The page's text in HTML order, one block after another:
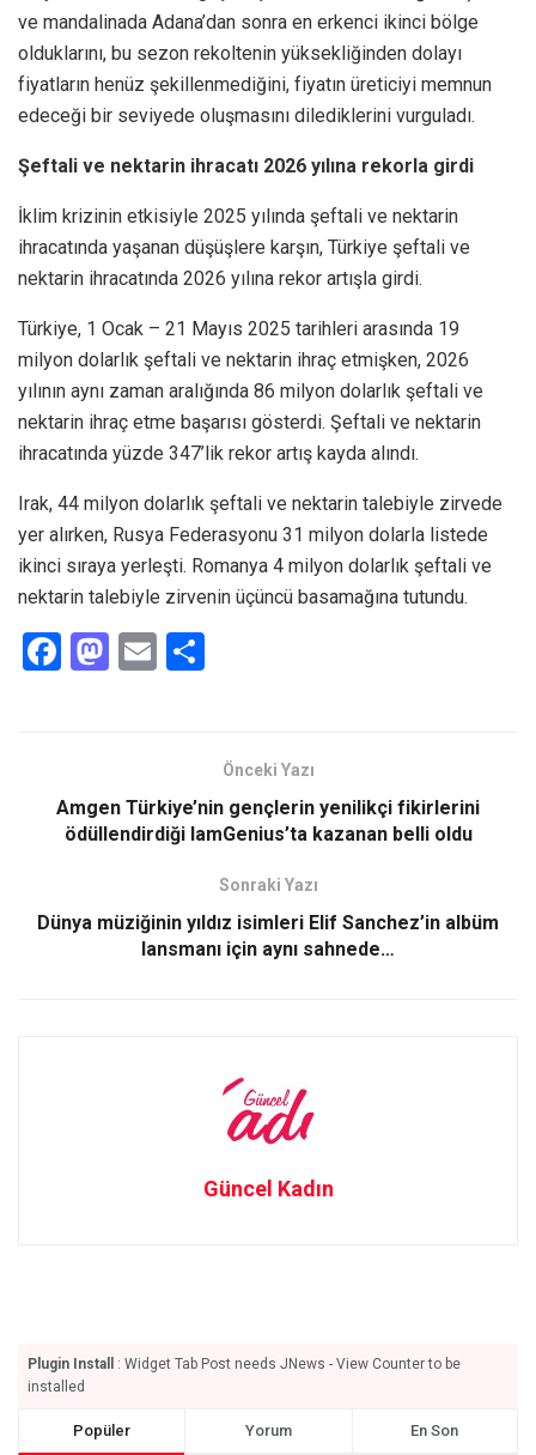
ve mandalinada Adana’dan sonra en erkenci ikinci bölge
olduklarını, bu sezon rekoltenin yüksekliğinden dolayı
fiyatların henüz şekillenmediğini, fiyatın üreticiyi memnun
edeceği bir seviyede oluşmasını dilediklerini vurguladı.
Şeftali ve nektarin ihracatı 2026 yılına rekorla girdi
İklim krizinin etkisiyle 2025 yılında şeftali ve nektarin
ihracatında yaşanan düşüşlere karşın, Türkiye şeftali ve
nektarin ihracatında 2026 yılına rekor artışla girdi.
Türkiye, 1 Ocak – 21 Mayıs 2025 tarihleri arasında 19
milyon dolarlık şeftali ve nektarin ihraç etmişken, 2026
yılının aynı zaman aralığında 86 milyon dolarlık şeftali ve
nektarin ihraç etme başarısı gösterdi. Şeftali ve nektarin
ihracatında yüzde 347’lik rekor artış kayda alındı.
Irak, 44 milyon dolarlık şeftali ve nektarin talebiyle zirvede
yer alırken, Rusya Federasyonu 31 milyon dolarla listede
ikinci sıraya yerleşti. Romanya 4 milyon dolarlık şeftali ve
nektarin talebiyle zirvenin üçüncü basamağına tutundu.
F
o
o
M
d
o
E
Önceki Yazı
Amgen Türkiye’nin gençlerin yenilikçi fikirlerini
ödüllendirdiği IamGenius’ta kazanan belli oldu
Sonraki Yazı
Dünya müziğinin yıldız isimleri Elif Sanchez’in albüm
lansmanı için aynı sahnede…
Güncel Kadın
Plugin Install
: Widget Tab Post needs JNews - View Counter to be
installed
Popüler Yorum En Son